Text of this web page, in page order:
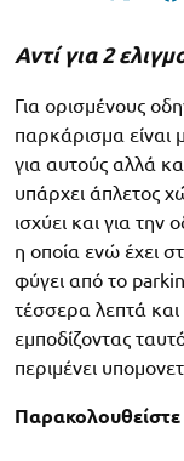
Αντί για 2
Για ορισμένους
παρκάρισμα είναι
για αυτούς αλλά
υπάρχει άπλετος
ισχύει και για
η οποία ενώ έχει
φύγει από το
τέσσερα λεπτά και
εμποδίζοντας
περιμένει